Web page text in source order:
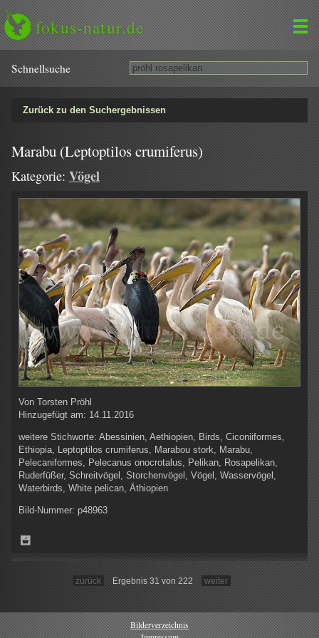
fokus-natur.de
Schnell­suche
Zurück zu den Suchergebnissen
Marabu (Leptoptilos crumiferus)
Kategorie: Vögel
Von Torsten Pröhl
Hinzugefügt am: 14.11.2016
weitere Stichworte: Abessinien, Aethiopien, Birds, Ciconiiformes,
Ethiopia, Leptoptilos crumiferus, Marabou stork, Marabu,
Pelecaniformes, Pelecanus onocrotalus, Pelikan, Rosapelikan,
Ruderfüßer, Schreitvögel, Storchenvögel, Vögel, Wasservögel,
Waterbirds, White pelican, Äthiopien
Bild-Nummer: p48963
zurück Ergebnis 31 von 222 weiter
Bilderverzeichnis